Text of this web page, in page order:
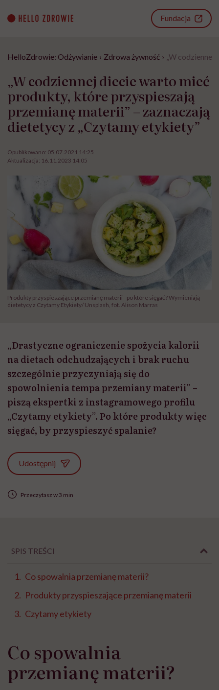
content
Fundacja
HelloZdrowie: Odżywianie › Zdrowa żywność › „W
„W codziennej diecie warto mieć
produkty, które przyspieszają
przemianę materii” – zaznaczają
dietetycy z „Czytamy etykiety”
Opublikowano: 05.07.2021 14:25
Aktualizacja: 16.11.2023 14:05
Produkty przyspieszające przemianę materii - po które sięgać? Wymieniają
dietetycy z Czytamy Etykiety/ Unsplash, fot. Alison Marras
„Drastyczne ograniczenie spożycia kalorii
na dietach odchudzających i brak ruchu
szczególnie przyczyniają się do
spowolnienia tempa przemiany materii” –
piszą ekspertki z instagramowego profilu
„Czytamy etykiety”. Po które produkty więc
sięgać, by przyspieszyć spalanie?
Udostępnij
Przeczytasz w 3 min
SPIS TREŚCI
Co spowalnia przemianę materii?
Produkty przyspieszające przemianę materii
Czytamy etykiety
Co spowalnia
przemianę materii?